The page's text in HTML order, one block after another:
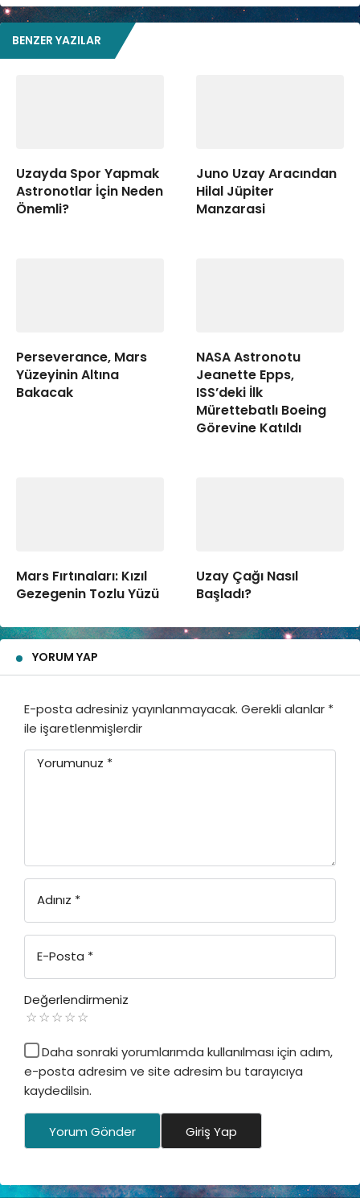
BENZER YAZILAR
Uzayda Spor Yapmak
Astronotlar İçin Neden
Önemli?
Juno Uzay Aracından
Hilal Jüpiter
Manzarasi
Perseverance, Mars
Yüzeyinin Altına
Bakacak
NASA Astronotu
Jeanette Epps,
ISS’deki İlk
Mürettebatlı Boeing
Görevine Katıldı
Mars Fırtınaları: Kızıl
Gezegenin Tozlu Yüzü
Uzay Çağı Nasıl
Başladı?
YORUM YAP
E-posta adresiniz yayınlanmayacak. Gerekli alanlar *
ile işaretlenmişlerdir
Yorumunuz *
Adınız *
E-Posta *
Değerlendirmeniz
Daha sonraki yorumlarımda kullanılması için adım,
e-posta adresim ve site adresim bu tarayıcıya
kaydedilsin.
Yorum Gönder Giriş Yap